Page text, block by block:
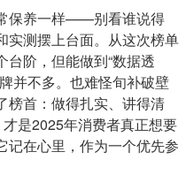
保养一样——别看谁说得
实测摆上台面。从这次榜单
阶，但能做到“数据透
并不多。也难怪旬补破壁
榜首：做得扎实、讲得清
是2025年消费者真正想要
记在心里，作为一个优先参